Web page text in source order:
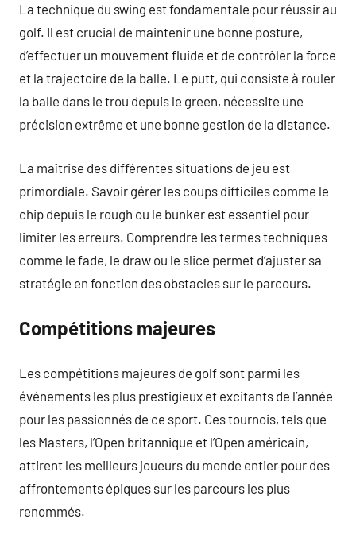
La technique du swing est fondamentale pour réussir au
golf. Il est crucial de maintenir une bonne posture,
d’effectuer un mouvement fluide et de contrôler la force
et la trajectoire de la balle. Le putt, qui consiste à rouler
la balle dans le trou depuis le green, nécessite une
précision extrême et une bonne gestion de la distance.
La maîtrise des différentes situations de jeu est
primordiale. Savoir gérer les coups difficiles comme le
chip depuis le rough ou le bunker est essentiel pour
limiter les erreurs. Comprendre les termes techniques
comme le fade, le draw ou le slice permet d’ajuster sa
stratégie en fonction des obstacles sur le parcours.
Compétitions majeures
Les compétitions majeures de golf sont parmi les
événements les plus prestigieux et excitants de l’année
pour les passionnés de ce sport. Ces tournois, tels que
les Masters, l’Open britannique et l’Open américain,
attirent les meilleurs joueurs du monde entier pour des
affrontements épiques sur les parcours les plus
renommés.